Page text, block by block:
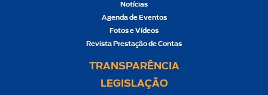
Notícias
Agenda de Eventos
Fotos e Vídeos
Revista Prestação de Contas
TRANSPARÊNCIA
LEGISLAÇÃO